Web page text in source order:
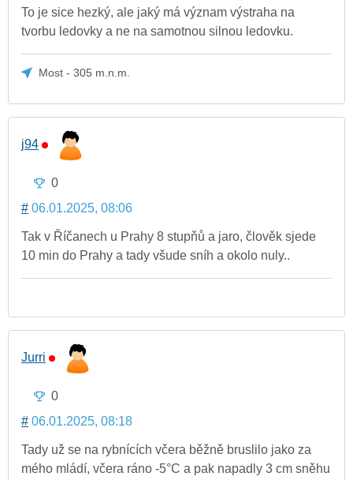
To je sice hezký, ale jaký má význam výstraha na
tvorbu ledovky a ne na samotnou silnou ledovku.
Most - 305 m.n.m.
j94
0
# 06.01.2025, 08:06
Tak v Říčanech u Prahy 8 stupňů a jaro, člověk sjede
10 min do Prahy a tady všude sníh a okolo nuly..
Jurri
0
# 06.01.2025, 08:18
Tady už se na rybnících včera běžně bruslilo jako za
mého mládí, včera ráno -5°C a pak napadly 3 cm sněhu